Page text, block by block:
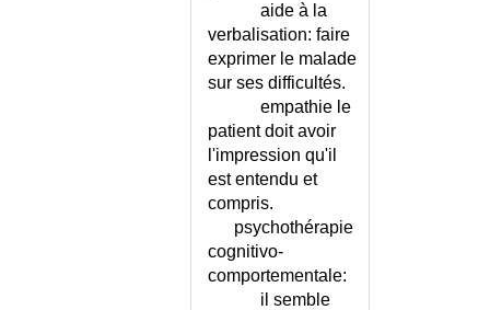
CANCER DE L'URETRE
CANCER DE LA CAVITE
CANCER DE LA PEAU
CANCER DE LA PROSTATE
CANCER DE LA SURRENALE
CANCER DE LA THYROIDE
CANCER DE LA TONSILLE
CANCER DE LA VESSIE
aide à la
verbalisation: faire
exprimer le malade
sur ses difficultés.
empathie le
patient doit avoir
l'impression qu'il
est entendu et
compris.
psychothérapie
cognitivo-
comportementale:
il semble